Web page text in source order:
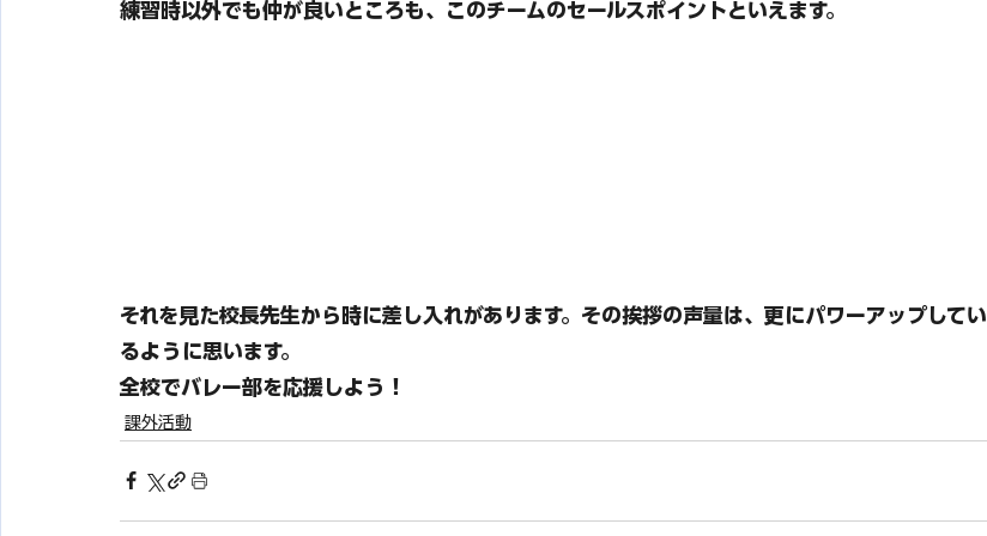
練習時以外でも仲が良いところも、このチームのセールスポイントといえます。
それを見た校長先生から時に差し入れがあります。 その挨拶の声量は、更にパワーアップしてい
るように思います。
全校でバレー部を応援しよう！
課外活動